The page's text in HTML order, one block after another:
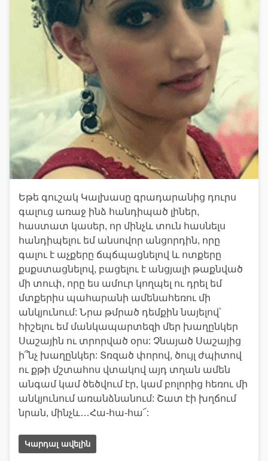
Եթե գուշակ Կալխասը գրադարանից դուրս
գալուց առաջ ինձ հանդիպած լիներ,
հաստատ կասեր, որ մինչև տուն հասնելս
հանդիպելու եմ անսովոր անցորդին, որը
գալու է աչքերը ճպճպացնելով և ոտքերը
քսքստացնելով, բացելու է անցյալի թաքնված
մի տուփ, որը ես ամուր կողպել ու դրել եմ
մտքերիս պահարանի ամենահեռու մի
անկյունում: Նրա թմրած դեմքին նայելով՝
հիշելու եմ մանկապարտեզի մեր խաղընկեր
Սաշային ու տրորված օրս: Չնայած Սաշայից
ի՞նչ խաղընկեր: Տռզած փորով, ծույլ ժպիտով
ու քթի մշտահոս վտակով այդ տղան ամեն
անգամ կամ ծեծվում էր, կամ բոլորից հեռու մի
անկյունում առանձնանում: Շատ էի խղճում
նրան, մինչև…Հա-հա-հա՜:
Կարդալ ավելին